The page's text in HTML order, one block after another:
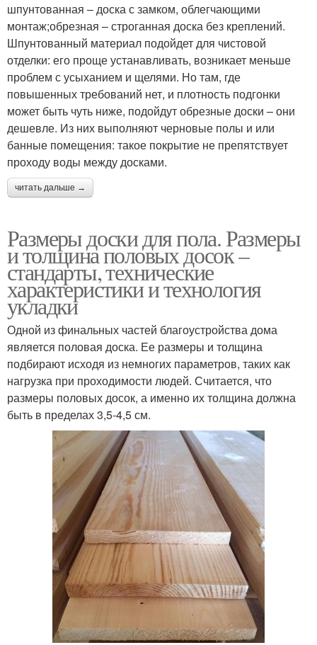
шпунтованная – доска с замком, облегчающими
монтаж;обрезная – строганная доска без креплений.
Шпунтованный материал подойдет для чистовой
отделки: его проще устанавливать, возникает меньше
проблем с усыханием и щелями. Но там, где
повышенных требований нет, и плотность подгонки
может быть чуть ниже, подойдут обрезные доски – они
дешевле. Из них выполняют черновые полы и или
банные помещения: такое покрытие не препятствует
проходу воды между досками.
читать дальше →
Размеры доски для пола. Размеры
и толщина половых досок –
стандарты, технические
характеристики и технология
укладки
Одной из финальных частей благоустройства дома
является половая доска. Ее размеры и толщина
подбирают исходя из немногих параметров, таких как
нагрузка при проходимости людей. Считается, что
размеры половых досок, а именно их толщина должна
быть в пределах 3,5-4,5 см.